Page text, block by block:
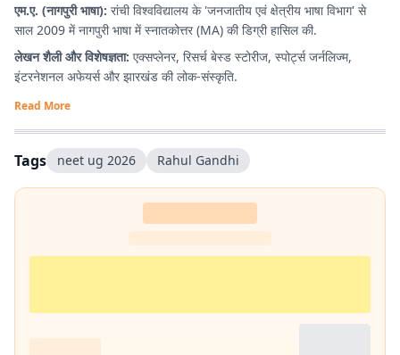
एम.ए. (नागपुरी भाषा): रांची विश्वविद्यालय के 'जनजातीय एवं क्षेत्रीय भाषा विभाग' से
साल 2009 में नागपुरी भाषा में स्नातकोत्तर (MA) की डिग्री हासिल की.
लेखन शैली और विशेषज्ञता: एक्सप्लेनर, रिसर्च बेस्ड स्टोरीज, स्पोर्ट्स जर्नलिज्म,
इंटरनेशनल अफेयर्स और झारखंड की लोक-संस्कृति.
Read More
Tags neet ug 2026 Rahul Gandhi